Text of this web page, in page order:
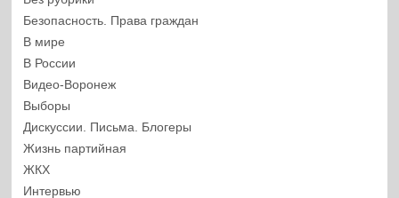
Безопасность. Права граждан
В мире
В России
Видео-Воронеж
Выборы
Дискуссии. Письма. Блогеры
Жизнь партийная
ЖКХ
Интервью